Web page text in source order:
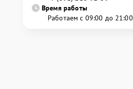
Время работы
Работаем с 09:00 до 21:00